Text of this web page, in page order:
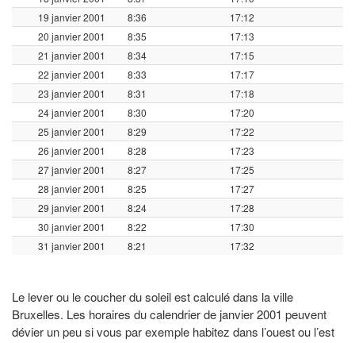
19 janvier 2001
8:36
17:12
20 janvier 2001
8:35
17:13
21 janvier 2001
8:34
17:15
22 janvier 2001
8:33
17:17
23 janvier 2001
8:31
17:18
24 janvier 2001
8:30
17:20
25 janvier 2001
8:29
17:22
26 janvier 2001
8:28
17:23
27 janvier 2001
8:27
17:25
28 janvier 2001
8:25
17:27
29 janvier 2001
8:24
17:28
30 janvier 2001
8:22
17:30
31 janvier 2001
8:21 17:32
Le lever ou le coucher du soleil est calculé dans la ville
Bruxelles. Les horaires du calendrier de janvier 2001 peuvent
dévier un peu si vous par exemple habitez dans l’ouest ou l’est